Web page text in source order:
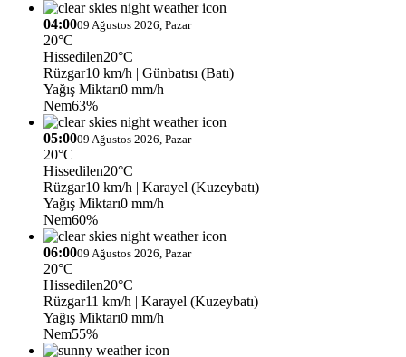
04:0009 Ağustos 2026, Pazar
20°C
Hissedilen20°C
Rüzgar10 km/h | Günbatısı (Batı)
Yağış Miktarı0 mm/h
Nem63%
05:0009 Ağustos 2026, Pazar
20°C
Hissedilen20°C
Rüzgar10 km/h | Karayel (Kuzeybatı)
Yağış Miktarı0 mm/h
Nem60%
06:0009 Ağustos 2026, Pazar
20°C
Hissedilen20°C
Rüzgar11 km/h | Karayel (Kuzeybatı)
Yağış Miktarı0 mm/h
Nem55%